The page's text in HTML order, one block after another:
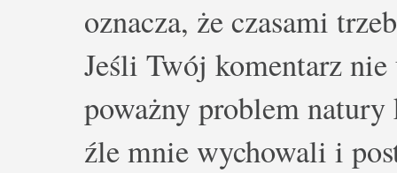
oznacza, że czasami
Jeśli Twój komentarz nie
poważny problem
źle mnie wychowali i